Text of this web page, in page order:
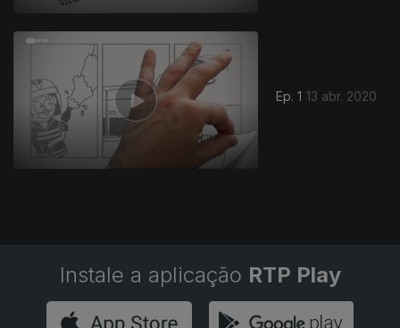
Ep. 1 13 abr. 2020
466646
Instale a aplicação RTP Play